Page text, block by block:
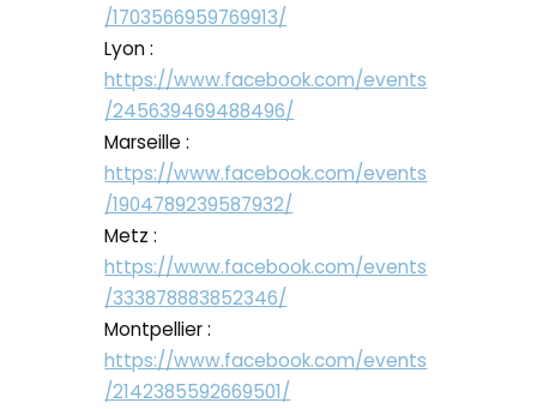
/1703566959769913/
Lyon :
https://www.facebook.com/events
/245639469488496/
Marseille :
https://www.facebook.com/events
/1904789239587932/
Metz :
https://www.facebook.com/events
/333878883852346/
Montpellier :
https://www.facebook.com/events
/2142385592669501/